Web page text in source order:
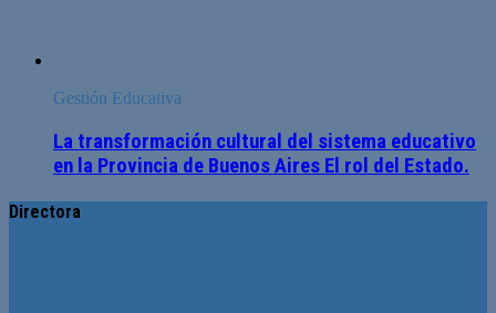
Gestión Educativa
La transformación cultural del sistema educativo
en la Provincia de Buenos Aires El rol del Estado.
Directora